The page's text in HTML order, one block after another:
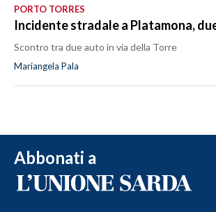
PORTO TORRES
Incidente stradale a Platamona,
Scontro tra due auto in via della Torre
Mariangela Pala
Abbonati a